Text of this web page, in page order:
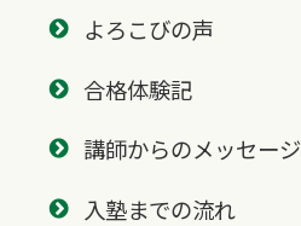
よろこびの声
合格体験記
講師からのメッセージ
入塾までの流れ